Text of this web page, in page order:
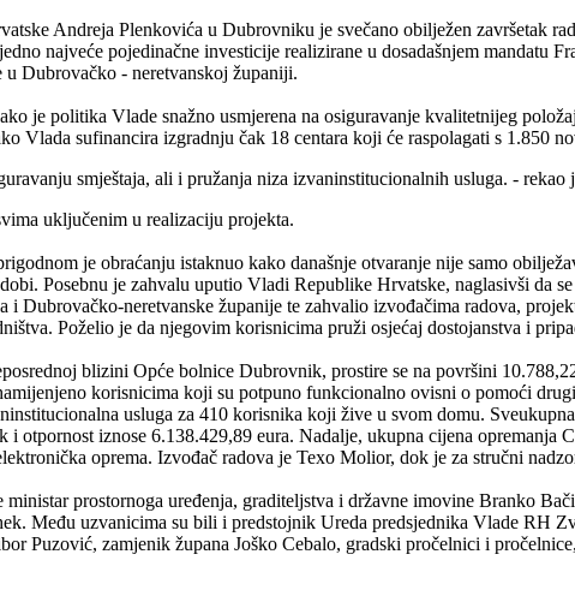
Andreja Plenkovića u Dubrovniku je svečano obilježen završetak
najveće pojedinačne investicije realizirane u dosadašnjem mandatu
u Dubrovačko - neretvanskoj županiji.
je politika Vlade snažno usmjerena na osiguravanje kvalitetnijeg
Vlada sufinancira izgradnju čak 18 centara koji će raspolagati s 1.850
smještaja, ali i pružanja niza izvaninstitucionalnih usluga. - rekao
uključenim u realizaciju projekta.
je obraćanju istaknuo kako današnje otvaranje nije samo
Posebnu je zahvalu uputio Vladi Republike Hrvatske, naglasivši da
Dubrovačko-neretvanske županije te zahvalio izvođačima radova,
Poželio je da njegovim korisnicima pruži osjećaj dostojanstva i
blizini Opće bolnice Dubrovnik, prostire se na površini
korisnicima koji su potpuno funkcionalno ovisni o pomoći
usluga za 410 korisnika koji žive u svom domu.
i otpornost iznose 6.138.429,89 eura. Nadalje, ukupna cijena
oprema. Izvođač radova je Texo Molior, dok je za stručni
prostornoga uređenja, graditeljstva i državne imovine Branko
Među uzvanicima su bili i predstojnik Ureda predsjednika Vlade RH
Puzović, zamjenik župana Joško Cebalo, gradski pročelnici i